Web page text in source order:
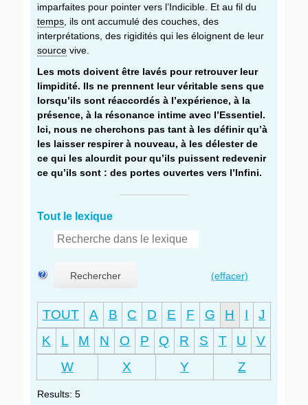
imparfaites pour pointer vers l’Indicible. Et au fil du
temps , ils ont accumulé des couches, des
interprétations, des rigidités qui les éloignent de leur
source vive.
Les mots doivent être lavés pour retrouver leur
limpidité. Ils ne prennent leur véritable sens que
lorsqu’ils sont réaccordés à l’expérience, à la
présence, à la résonance intime avec l’Essentiel.
Ici, nous ne cherchons pas tant à les définir qu’à
les laisser respirer à nouveau, à les délester de
ce qui les alourdit pour qu’ils puissent redevenir
ce qu’ils sont : des portes ouvertes vers l’Infini.
Tout le lexique
Rechercher (effacer)
TOUT A B C D E F G H I
J
K
L M N O P Q R S T U
V
W
X Y Z
Results: 5